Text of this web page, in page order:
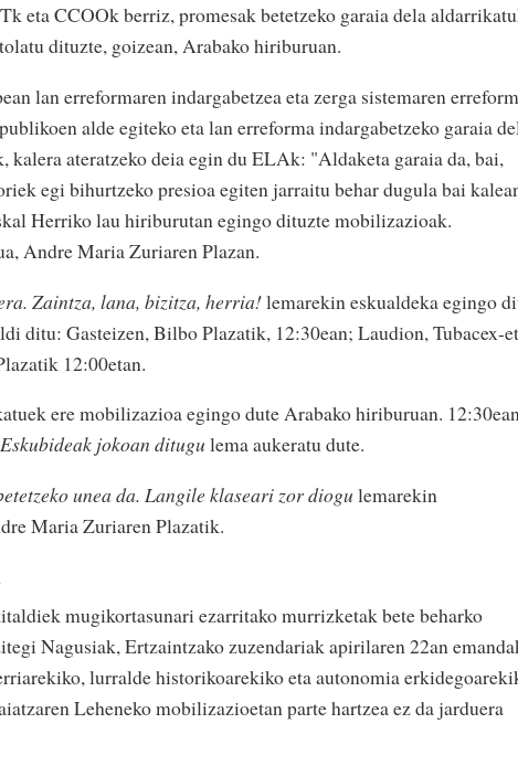
eta CCOOk berriz, promesak betetzeko garaia dela
dituzte, goizean, Arabako hiriburuan.
lan erreformaren indargabetzea eta zerga sistemaren
alde egiteko eta lan erreforma indargabetzeko garaia
ateratzeko deia egin du ELAk: "Aldaketa garaia da, bai,
egi bihurtzeko presioa egiten jarraitu behar dugula bai
Herriko lau hiriburutan egingo dituzte mobilizazioak.
Andre Maria Zuriaren Plazan.
Zaintza, lana, bizitza, herria!lemarekin eskualdeka egingo
ditu: Gasteizen, Bilbo Plazatik, 12:30ean; Laudion, Tubacex-
12:00etan.
ere mobilizazioa egingo dute Arabako hiriburuan.
Eskubideak jokoan ditugu lema aukeratu dute.
unea da. Langile klaseari zor diogu lemarekin
Maria Zuriaren Plazatik.
mugikortasunari ezarritako murrizketak bete beharko
Nagusiak, Ertzaintzako zuzendariak apirilaren 22an
lurralde historikoarekiko eta autonomia
Leheneko mobilizazioetan parte hartzea ez da jarduera